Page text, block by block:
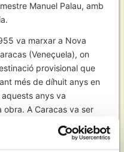
Manuel Palau, amb
va marxar a Nova
(Veneçuela), on
provisional que
més de díhuit anys en
anys va
A Caracas va ser
escoles i centres
com a pianista i